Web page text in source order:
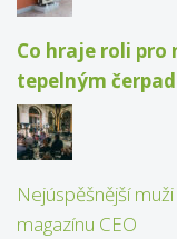
Co hraje roli
tepelným
Nejúspěšnější
magazínu CEO